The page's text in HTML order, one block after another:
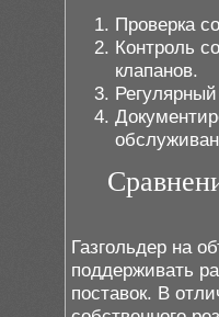
Проверка
Контроль
клапанов.
Газгольдер на
поддерживать
поставок. В